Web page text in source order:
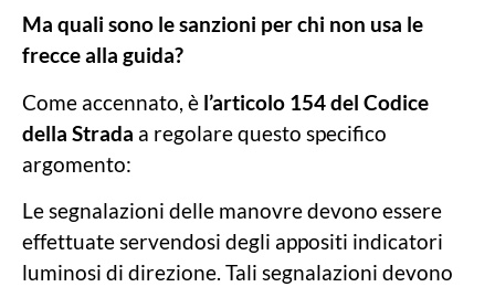
Ma quali sono le sanzioni per chi non usa le
frecce alla guida?
Come accennato, è l’articolo 154 del Codice
della Strada a regolare questo specifico
argomento:
Le segnalazioni delle manovre devono essere
effettuate servendosi degli appositi indicatori
luminosi di direzione. Tali segnalazioni devono